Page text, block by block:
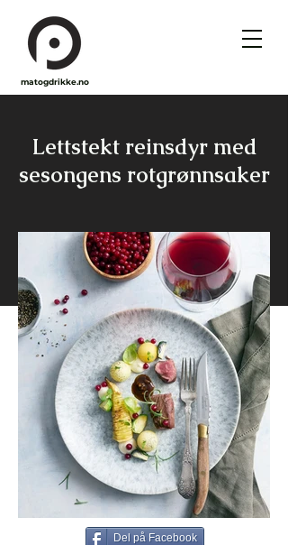
matogdrikke.no
Lettstekt reinsdyr med
sesongens rotgrønnsaker
Del på Facebook